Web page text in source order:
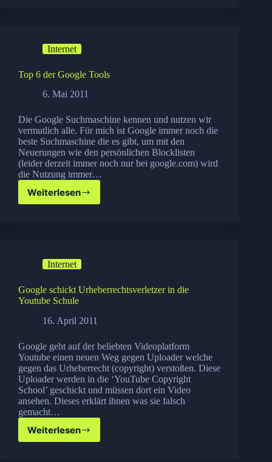
Auktion
Internet
Top 6 der Google Tools
6. Mai 2011
Die Google Suchmaschine kennen und nutzen wir
vermutlich alle. Für mich ist Google immer noch die
beste Suchmaschine die es gibt, um mit den
Neuerungen wie den persönlichen Blocklisten
(leider derzeit immer noch nur bei google.com) wird
die Nutzung immer…
Weiterlesen
Top
Internet
Google schickt Urheberrechtsverletzer in die
Youtube Schule
16. April 2011
Google geht auf der beliebten Videoplatform
Youtube einen neuen Weg gegen Uploader welche
gegen das Urheberrecht (copyright) verstoßen. Diese
Uploader werden in die ‘YouTube Copyright
School’ geschickt und müssen dort ein Video
ansehen. Dieses erklärt ihnen was sie falsch
gemacht…
Weiterlesen
Google